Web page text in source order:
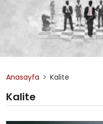
Anasayfa Kalite
Kalite